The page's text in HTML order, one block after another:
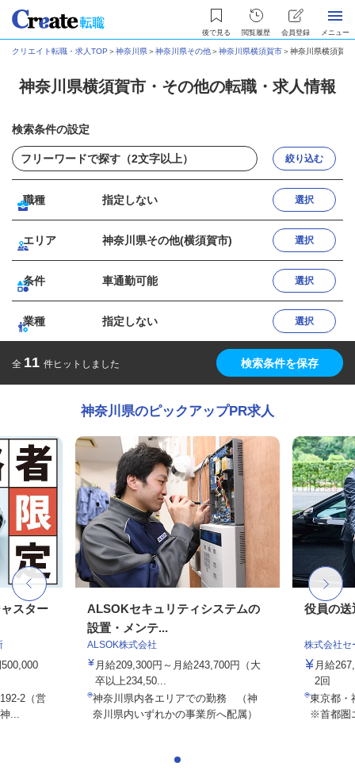
後で見る 閲覧履歴 会員登録 メニュー
クリエイト転職・求人TOP ＞神奈川県＞神奈川県その他＞神奈川県横須賀市＞神奈川県横須賀
神奈川県横須賀市・その他の転職・求人情報
検索条件の設定
絞り込む
職種 指定しない 選択
エリア 神奈川県その他(横須賀市) 選択
条件 車通勤可能 選択
業種 指定しない 選択
全 11 件ヒットしました 検索条件を保存
神奈川県のピックアップPR求人
スター
2（営
...
ALSOKセキュリティシステムの
設置・メンテ...
ALSOK株式会社
月給209,300円～月給243,700円（大
卒以上234,50...
神奈川県内各エリアでの勤務 （神
奈川県内いずれかの事業所へ配属）
役員の送
株式会社
月給
2回
東京都
※首都圏